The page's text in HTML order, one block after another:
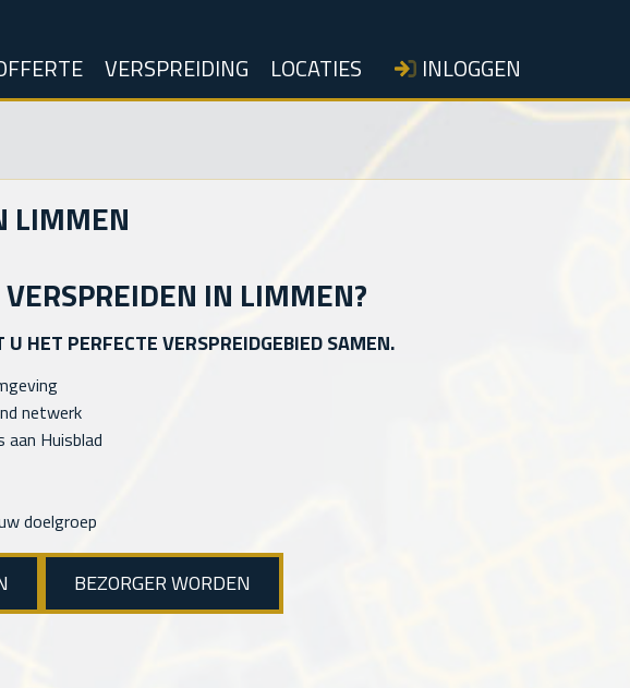
VERSPREIDING LOCATIES INLOGGEN
LIMMEN
IN LIMMEN?
HET PERFECTE VERSPREIDGEBIED SAMEN.
netwerk
aan Huisblad
doelgroep
BEZORGER WORDEN